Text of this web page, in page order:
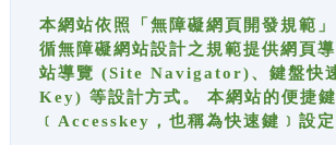
本網站依照「無障礙網頁開發規範
循無障礙網站設計之規範提供網頁
站導覽 (Site Navigator)、鍵盤快
Key) 等設計方式。 本網站的便捷鍵
﹝Accesskey，也稱為快速鍵﹞設定